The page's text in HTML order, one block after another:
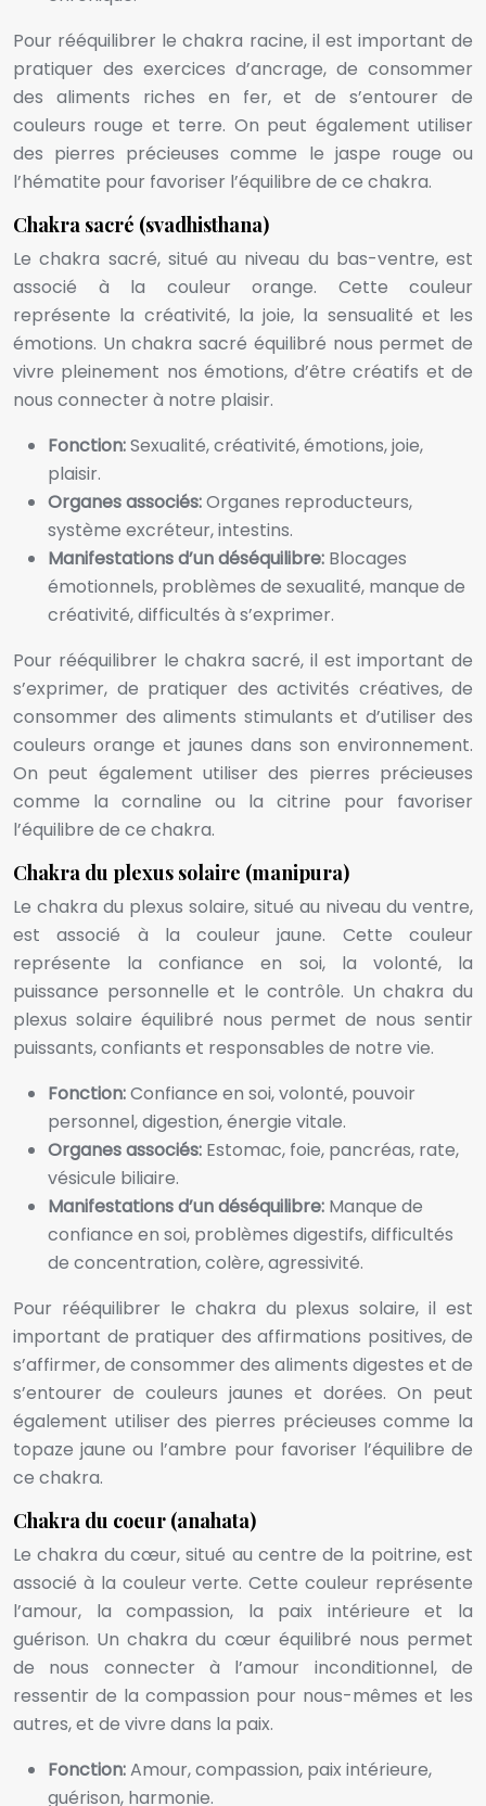
Pour rééquilibrer le chakra racine, il est important de
pratiquer des exercices d’ancrage, de consommer
des aliments riches en fer, et de s’entourer de
couleurs rouge et terre. On peut également utiliser
des pierres précieuses comme le jaspe rouge ou
l’hématite pour favoriser l’équilibre de ce chakra.
Chakra sacré (svadhisthana)
Le chakra sacré, situé au niveau du bas-ventre, est
associé à la couleur orange. Cette couleur
représente la créativité, la joie, la sensualité et les
émotions. Un chakra sacré équilibré nous permet de
vivre pleinement nos émotions, d’être créatifs et de
nous connecter à notre plaisir.
Fonction:Sexualité, créativité, émotions, joie,
plaisir.
Organes associés:Organes reproducteurs,
système excréteur, intestins.
Manifestations d’un déséquilibre: Blocages
émotionnels, problèmes de sexualité, manque de
créativité, difficultés à s’exprimer.
Pour rééquilibrer le chakra sacré, il est important de
s’exprimer, de pratiquer des activités créatives, de
consommer des aliments stimulants et d’utiliser des
couleurs orange et jaunes dans son environnement.
On peut également utiliser des pierres précieuses
comme la cornaline ou la citrine pour favoriser
l’équilibre de ce chakra.
Chakra du plexus solaire (manipura)
Le chakra du plexus solaire, situé au niveau du ventre,
est associé à la couleur jaune. Cette couleur
représente la confiance en soi, la volonté, la
puissance personnelle et le contrôle. Un chakra du
plexus solaire équilibré nous permet de nous sentir
puissants, confiants et responsables de notre vie.
Fonction:Confiance en soi, volonté, pouvoir
personnel, digestion, énergie vitale.
Organes associés: Estomac, foie, pancréas, rate,
vésicule biliaire.
Manifestations d’un déséquilibre: Manque de
confiance en soi, problèmes digestifs, difficultés
de concentration, colère, agressivité.
Pour rééquilibrer le chakra du plexus solaire, il est
important de pratiquer des affirmations positives, de
s’affirmer, de consommer des aliments digestes et de
s’entourer de couleurs jaunes et dorées. On peut
également utiliser des pierres précieuses comme la
topaze jaune ou l’ambre pour favoriser l’équilibre de
ce chakra.
Chakra du coeur (anahata)
Le chakra du cœur, situé au centre de la poitrine, est
associé à la couleur verte. Cette couleur représente
l’amour, la compassion, la paix intérieure et la
guérison. Un chakra du cœur équilibré nous permet
de nous connecter à l’amour inconditionnel, de
ressentir de la compassion pour nous-mêmes et les
autres, et de vivre dans la paix.
Fonction:Amour, compassion, paix intérieure,
guérison, harmonie.